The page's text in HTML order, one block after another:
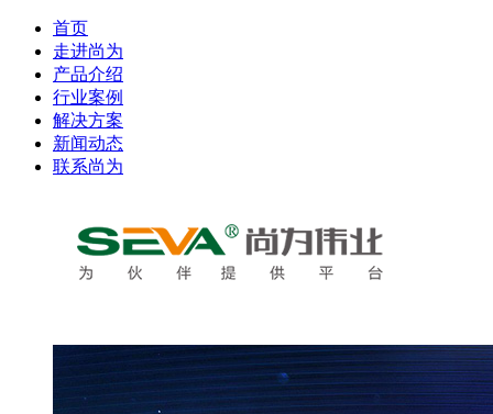
首页
走进尚为
产品介绍
行业案例
解决方案
新闻动态
联系尚为